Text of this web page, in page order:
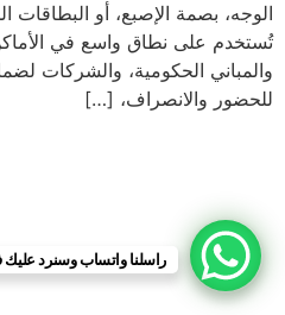
الوجه، بصمة الإصبع، أو البطاقات
تُستخدم على نطاق واسع في
والمباني الحكومية، والشركات
للحضور والانصراف، […]
راسلنا واتساب وسنرد عليك